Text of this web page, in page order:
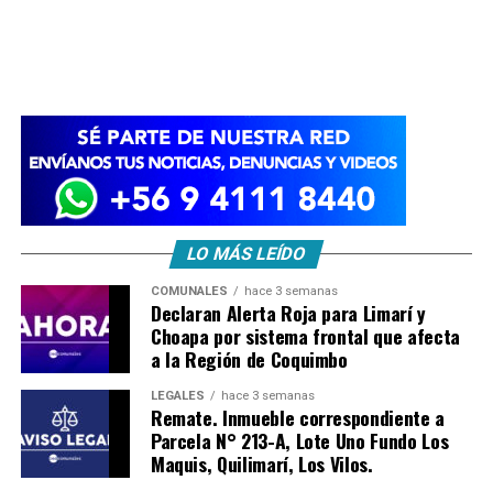
LO MÁS LEÍDO
COMUNALES hace 3 semanas
Declaran Alerta Roja para Limarí y
Choapa por sistema frontal que afecta
a la Región de Coquimbo
LEGALES hace 3 semanas
Remate. Inmueble correspondiente a
Parcela N° 213-A, Lote Uno Fundo Los
Maquis, Quilimarí, Los Vilos.